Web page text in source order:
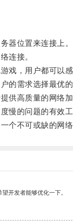
器位置来连接上。
连接。
，用户都可以感
需求选择最优的
高质量的网络加
的问题的有效工
不可或缺的网络
开发者能够优化一下。